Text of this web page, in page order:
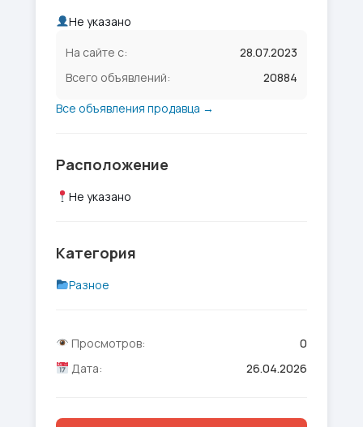
Не указано
На сайте с:
28.07.2023
Всего объявлений:
20884
Все объявления продавца →
Расположение
Не указано
Категория
Разное
Просмотров:
0
Дата:
26.04.2026